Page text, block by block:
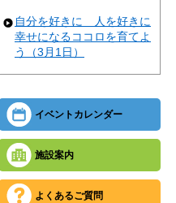
自分を好きに 人を好きに
幸せになるココロを育てよ
う（3月1日）
イベントカレンダー
施設案内
よくあるご質問